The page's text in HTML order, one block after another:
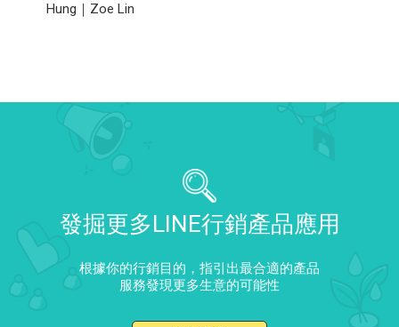
Hung｜Zoe Lin
發掘更多LINE行銷產品應用
根據你的行銷目的，指引出最合適的產品
服務發現更多生意的可能性